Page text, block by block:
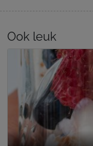
Ook leuk